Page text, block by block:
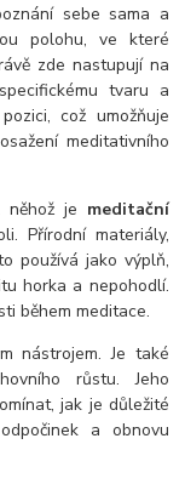
sebe sama a
polohu, ve které
zde nastupují na
tvaru a
což umožňuje
meditativního
je meditační
Přírodní materiály,
používá jako výplň,
horka a nepohodlí.
během meditace.
nástrojem. Je také
růstu. Jeho
jak je důležité
a obnovu